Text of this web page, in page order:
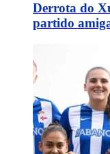
Derrota do
partido